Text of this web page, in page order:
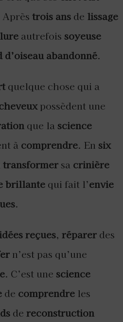
Après trois ans de lissage
autrefois soyeuse
d’oiseau abandonné.
quelque chose qui a
possèdent une
que la science
à comprendre. En six
transformersa crinière
brillante qui fait l’envie
.
idées reçues, réparer des
n’est pas qu’une
. C’est une science
de comprendre les
de reconstruction